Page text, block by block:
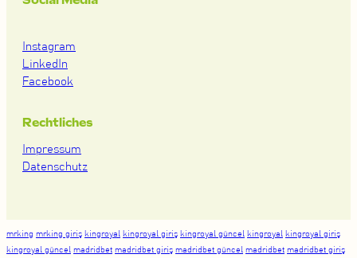
Instagram
LinkedIn
Facebook
Rechtliches
Impressum
Datenschutz
mrking mrking giriş kingroyal kingroyal giriş kingroyal güncel kingroyal kingroyal giriş
kingroyal güncel madridbet madridbet giriş madridbet güncel madridbet madridbet giriş